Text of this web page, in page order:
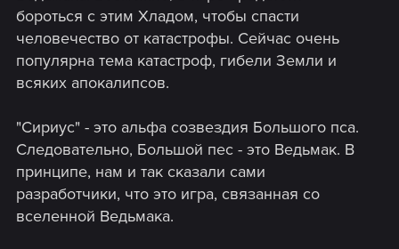
бороться с этим Хладом, чтобы спасти
человечество от катастрофы. Сейчас очень
популярна тема катастроф, гибели Земли и
всяких апокалипсов.
"Сириус" - это альфа созвездия Большого пса.
Следовательно, Большой пес - это Ведьмак. В
принципе, нам и так сказали сами
разработчики, что это игра, связанная со
вселенной Ведьмака.